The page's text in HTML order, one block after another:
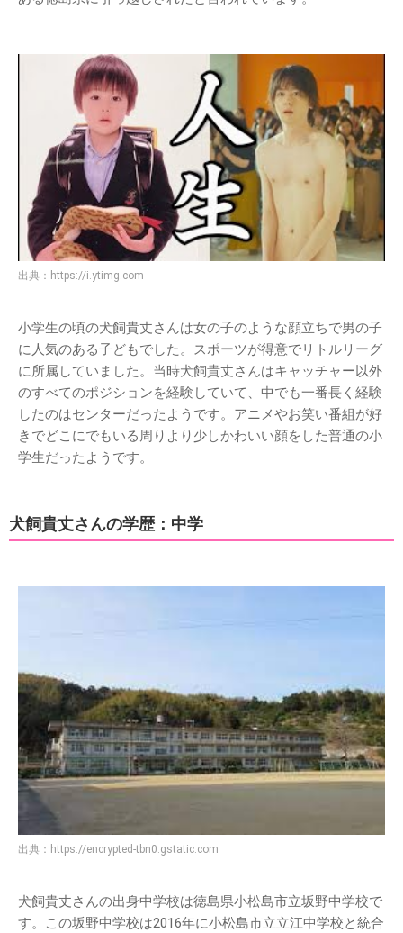
出典： https://i.ytimg.com
小学生の頃の犬飼貴丈さんは女の子のような顔立ちで男の子
に人気のある子どもでした。スポーツが得意でリトルリーグ
に所属していました。当時犬飼貴丈さんはキャッチャー以外
のすべてのポジションを経験していて、中でも一番長く経験
したのはセンターだったようです。アニメやお笑い番組が好
きでどこにでもいる周りより少しかわいい顔をした普通の小
学生だったようです。
犬飼貴丈さんの学歴：中学
出典： https://encrypted-tbn0.gstatic.com
犬飼貴丈さんの出身中学校は徳島県小松島市立坂野中学校で
す。この坂野中学校は2016年に小松島市立立江中学校と統合